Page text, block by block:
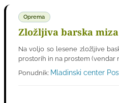
Oprema
Zložljiva barska miza
Na voljo so lesene zložljive
prostorih in na prostem (vendar
Ponudnik: Mladinski center